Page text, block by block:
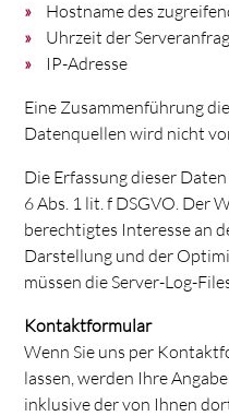
Hostname des
Uhrzeit der
IP-Adresse
Eine Zusammenführung
Datenquellen wird nicht
Die Erfassung dieser
6 Abs. 1 lit. f DSGVO. Der
berechtigtes Interesse an
Darstellung und der
müssen die Server-Log-
Kontaktformular
Wenn Sie uns per
lassen, werden Ihre
inklusive der von Ihnen